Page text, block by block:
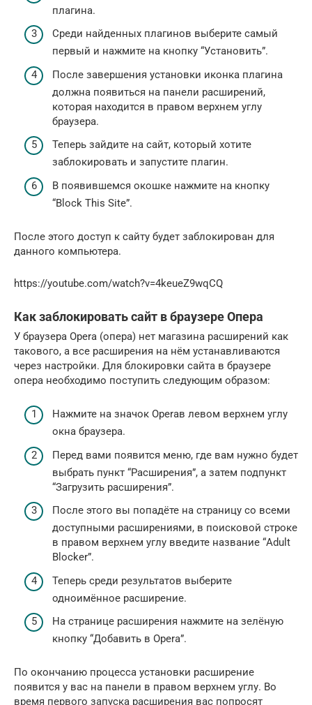
плагина.
Среди найденных плагинов выберите самый
первый и нажмите на кнопку “Установить”.
После завершения установки иконка плагина
должна появиться на панели расширений,
которая находится в правом верхнем углу
браузера.
Теперь зайдите на сайт, который хотите
заблокировать и запустите плагин.
В появившемся окошке нажмите на кнопку
“Block This Site”.
После этого доступ к сайту будет заблокирован для
данного компьютера.
https://youtube.com/watch?v=4keueZ9wqCQ
Как заблокировать сайт в браузере Опера
У браузера Opera (опера) нет магазина расширений как
такового, а все расширения на нём устанавливаются
через настройки. Для блокировки сайта в браузере
опера необходимо поступить следующим образом:
Нажмите на значок Operaв левом верхнем углу
окна браузера.
Перед вами появится меню, где вам нужно будет
выбрать пункт “Расширения”, а затем подпункт
“Загрузить расширения”.
После этого вы попадёте на страницу со всеми
доступными расширениями, в поисковой строке
в правом верхнем углу введите название “Adult
Blocker”.
Теперь среди результатов выберите
одноимённое расширение.
На странице расширения нажмите на зелёную
кнопку “Добавить в Opera”.
По окончанию процесса установки расширение
появится у вас на панели в правом верхнем углу. Во
время первого запуска расширения вас попросят